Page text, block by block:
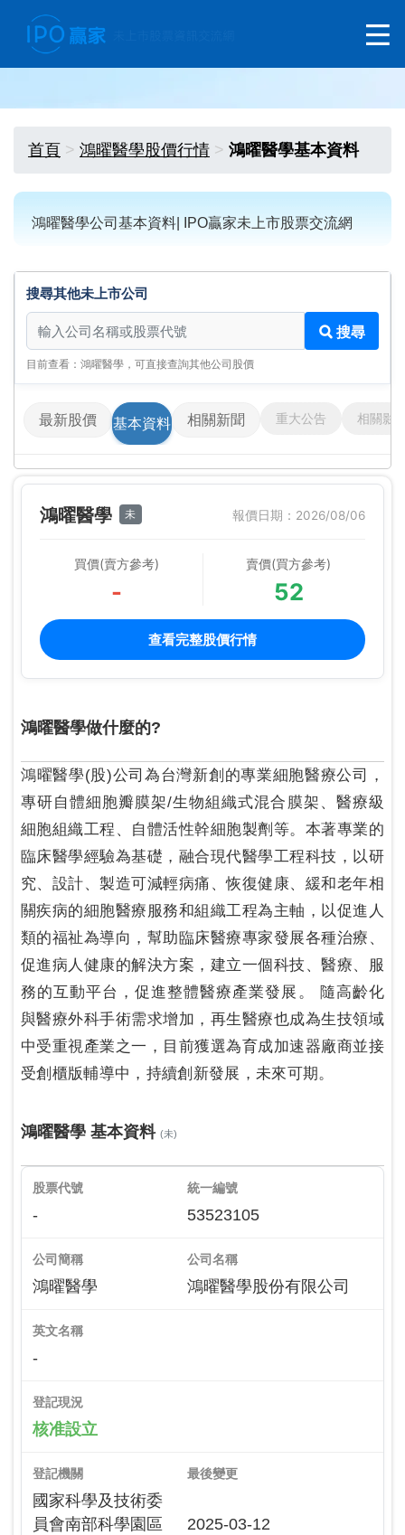
首頁 鴻曜醫學股價行情 鴻曜醫學基本資料
鴻曜醫學公司基本資料| IPO贏家未上市股票交流網
搜尋其他未上市公司
搜尋其他未上市公司
搜尋
目前查看：鴻曜醫學，可直接查詢其他公司股價
最新股價 基本資料 相關新聞 重大公告 相關影
鴻曜醫學 未 報價日期：2026/08/06
買價(賣方參考)
-
賣價(買方參考)
52
查看完整股價行情
鴻曜醫學做什麼的?
鴻曜醫學(股)公司為台灣新創的專業細胞醫療公司，
專研自體細胞瓣膜架/生物組織式混合膜架、醫療級
細胞組織工程、自體活性幹細胞製劑等。本著專業的
臨床醫學經驗為基礎，融合現代醫學工程科技，以研
究、設計、製造可減輕病痛、恢復健康、緩和老年相
關疾病的細胞醫療服務和組織工程為主軸，以促進人
類的福祉為導向，幫助臨床醫療專家發展各種治療、
促進病人健康的解決方案，建立一個科技、醫療、服
務的互動平台，促進整體醫療產業發展。 隨高齡化
與醫療外科手術需求增加，再生醫療也成為生技領域
中受重視產業之一，目前獲選為育成加速器廠商並接
受創櫃版輔導中，持續創新發展，未來可期。
鴻曜醫學 基本資料 (未)
股票代號
-
統一編號
53523105
公司簡稱
鴻曜醫學
公司名稱
鴻曜醫學股份有限公司
英文名稱
-
登記現況
核准設立
登記機關
國家科學及技術委
員會南部科學園區
最後變更
2025-03-12